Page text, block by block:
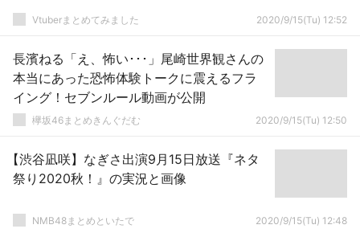
Vtuberまとめてみました 2020/9/15(Tu) 12:52
長濱ねる「え、怖い･･･」尾崎世界観さんの
本当にあった恐怖体験トークに震えるフラ
イング！セブンルール動画が公開
欅坂46まとめきんぐだむ 2020/9/15(Tu) 12:50
【渋谷凪咲】なぎさ出演9月15日放送『ネタ
祭り2020秋！』の実況と画像
NMB48まとめといたで 2020/9/15(Tu) 12:48